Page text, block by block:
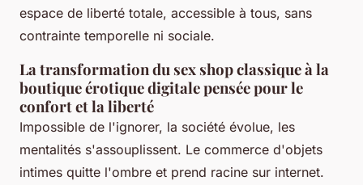
espace de liberté totale, accessible à tous, sans
contrainte temporelle ni sociale.
La transformation du sex shop classique à la
boutique érotique digitale pensée pour le
confort et la liberté
Impossible de l'ignorer, la société évolue, les
mentalités s'assouplissent. Le commerce d'objets
intimes quitte l'ombre et prend racine sur internet.